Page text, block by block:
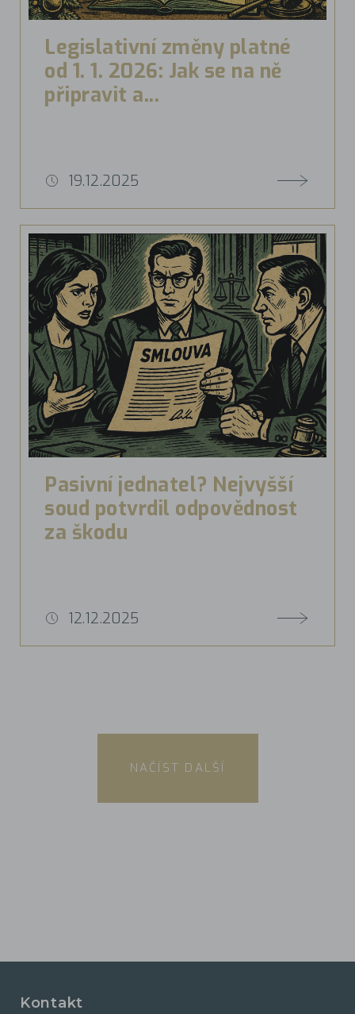
Legislativní změny platné
od 1. 1. 2026: Jak se na ně
připravit a...
19.12.2025
Pasivní jednatel? Nejvyšší
soud potvrdil odpovědnost
za škodu
12.12.2025
NAČÍST DALŠÍ
Kontakt